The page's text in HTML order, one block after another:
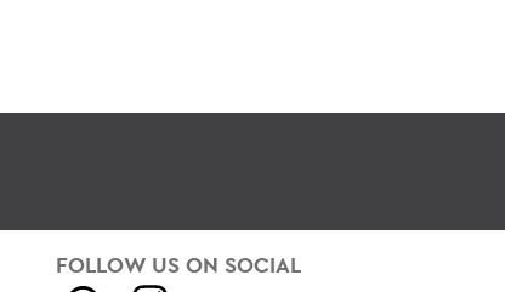
FOLLOW US ON SOCIAL